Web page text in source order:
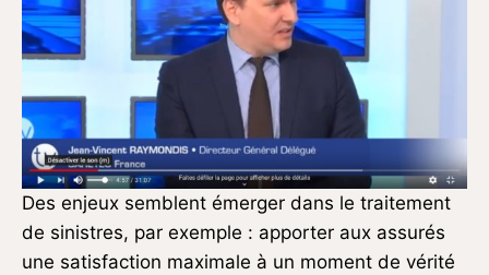
Des enjeux semblent émerger dans le traitement
de sinistres, par exemple : apporter aux assurés
une satisfaction maximale à un moment de vérité